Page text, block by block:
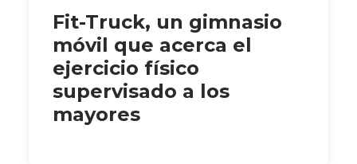
Fit-Truck, un gimnasio
móvil que acerca el
ejercicio físico
supervisado a los
mayores